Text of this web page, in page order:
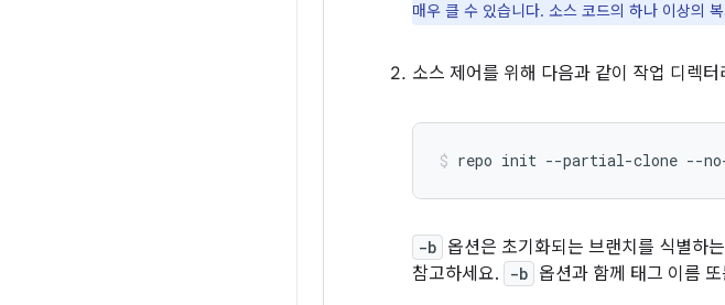
매우 클 수 있습니다. 소스 코드의 하나 이상의
소스 제어를 위해 다음과 같이 작업 디렉
repo init --partial-clone --
-b 옵션은 초기화되는 브랜치를 식별하
참고하세요.
-b 옵션과 함께 태그 이름